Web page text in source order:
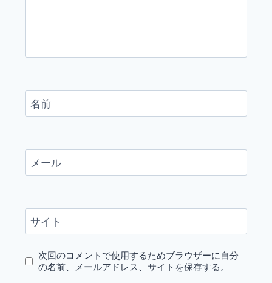
名前
メール
サイト
次回のコメントで使用するためブラウザーに自分
の名前、メールアドレス、サイトを保存する。